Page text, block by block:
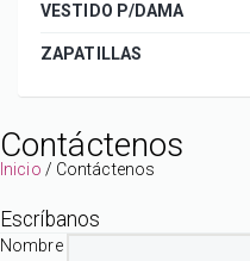
VESTIDO P/DAMA
ZAPATILLAS
Contáctenos
Inicio / Contáctenos
Escríbanos
Nombre